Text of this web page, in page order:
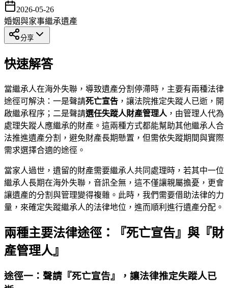
2026-05-26
婚姻與家事繼承遺產
分享
快速解答
當繼承人在海外失聯，導致遺產分割停滯時，主要有兩種法律
途徑可解決：一是聲請死亡宣告 ，讓法院推定失蹤人已逝，開
啟繼承程序；二是聲請選任失蹤人財產管理人 ，由管理人代為
處理失蹤人應繼承的財產。這兩種方式都能幫助其他繼承人合
法推進遺產分割，避免財產長期懸置，但需依失蹤期間與實際
需求選擇合適的途徑。
當家人過世，遺留的財產需要繼承人共同處理時，若其中一位
繼承人長期在海外失聯，音訊全無，這不僅讓親屬擔憂，更會
讓遺產的分割與管理變得複雜。此時，我們需要借助法律的力
量，來確定失蹤繼承人的法律地位，進而順利進行遺產分配。
兩種主要法律途徑：『死亡宣告』與『財
產管理人』
途徑一：聲請『死亡宣告』，讓法律推定失蹤人已